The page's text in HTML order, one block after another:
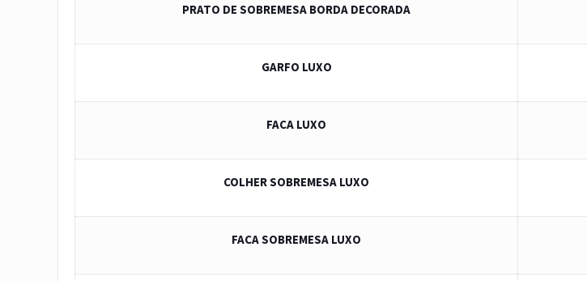
PRATO DE SOBREMESA BORDA DECORADA
GARFO LUXO
FACA LUXO
COLHER SOBREMESA LUXO
FACA SOBREMESA LUXO